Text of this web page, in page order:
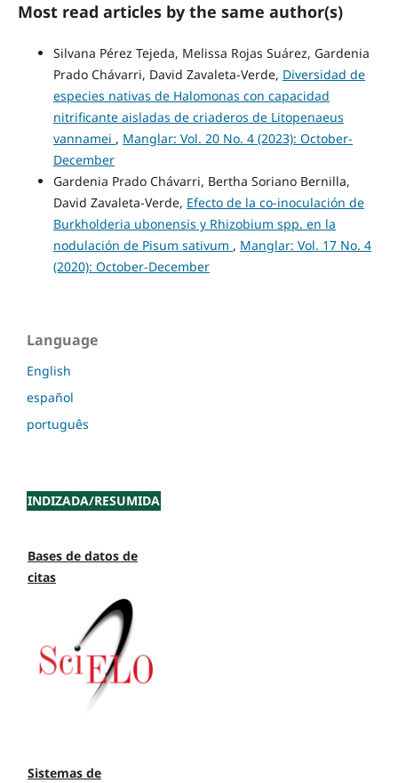
Most read articles by the same author(s)
Silvana Pérez Tejeda, Melissa Rojas Suárez, Gardenia
Prado Chávarri, David Zavaleta-Verde, Diversidad de
especies nativas de Halomonas con capacidad
nitrificante aisladas de criaderos de Litopenaeus
vannamei , Manglar: Vol. 20 No. 4 (2023): October-
December
Gardenia Prado Chávarri, Bertha Soriano Bernilla,
David Zavaleta-Verde, Efecto de la co-inoculación de
Burkholderia ubonensis y Rhizobium spp. en la
nodulación de Pisum sativum , Manglar: Vol. 17 No. 4
(2020): October-December
Language
English
español
português
INDIZADA/RESUMIDA
Bases de datos de
citas
Sistemas de